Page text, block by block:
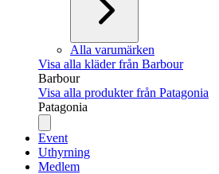
Alla varumärken
Visa alla kläder från Barbour
Barbour
Visa alla produkter från Patagonia
Patagonia
Event
Uthyrning
Medlem